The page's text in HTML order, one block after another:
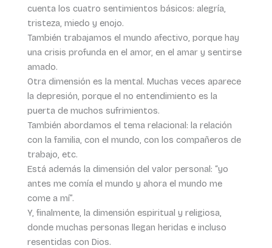
cuenta los cuatro sentimientos básicos: alegría,
tristeza, miedo y enojo.
También trabajamos el mundo afectivo, porque hay
una crisis profunda en el amor, en el amar y sentirse
amado.
Otra dimensión es la mental. Muchas veces aparece
la depresión, porque el no entendimiento es la
puerta de muchos sufrimientos.
También abordamos el tema relacional: la relación
con la familia, con el mundo, con los compañeros de
trabajo, etc.
Está además la dimensión del valor personal: “yo
antes me comía el mundo y ahora el mundo me
come a mí”.
Y, finalmente, la dimensión espiritual y religiosa,
donde muchas personas llegan heridas e incluso
resentidas con Dios.